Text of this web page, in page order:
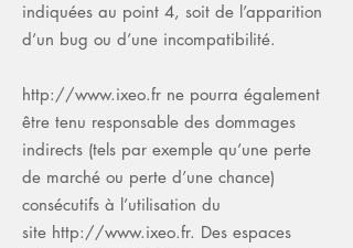
indiquées au point 4, soit de l’apparition
d’un bug ou d’une incompatibilité.
http://www.ixeo.fr ne pourra également
être tenu responsable des dommages
indirects (tels par exemple qu’une perte
de marché ou perte d’une chance)
consécutifs à l’utilisation du
site http://www.ixeo.fr. Des espaces